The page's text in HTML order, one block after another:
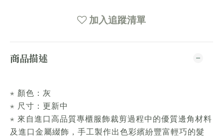
加入追蹤清單
商品描述
⋆ 顏色：灰
⋆ 尺寸：更新中
⋆ 來自進口高品質專櫃服飾裁剪過程中的優質邊角材料
及進口金屬綴飾，手工製作出色彩繽紛豐富輕巧的髮